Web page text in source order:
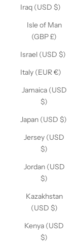
Iraq (USD $)
Isle of Man
(GBP £)
Israel (USD $)
Italy (EUR €)
Jamaica (USD
$)
Japan (USD $)
Jersey (USD
$)
Jordan (USD
$)
Kazakhstan
(USD $)
Kenya (USD
$)